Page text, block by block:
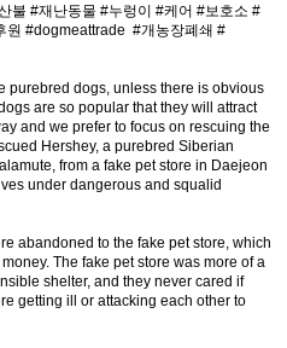
불 #재난동물 #누렁이 #케어 #보호소 #
원 #dogmeattrade #개농장폐쇄 #
purebred dogs, unless there is obvious
are so popular that they will attract
and we prefer to focus on rescuing the
Hershey, a purebred Siberian
from a fake pet store in Daejeon
under dangerous and squalid
abandoned to the fake pet store, which
The fake pet store was more of a
shelter, and they never cared if
getting ill or attacking each other to